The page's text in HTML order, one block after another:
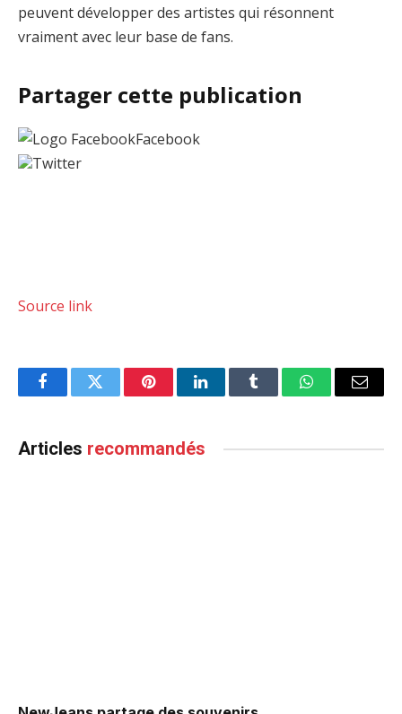
peuvent développer des artistes qui résonnent
vraiment avec leur base de fans.
Partager cette publication
Facebook
Twitter
Source link
FacebookTwitter PinterestLinkedInTumblr WhatsAppEmail
Articles recommandés